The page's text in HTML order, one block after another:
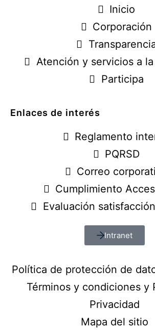
Inicio
Corporación
Atención y servicios a
Participa
Enlaces de interés
Reglamento
PQRSD
Correo
Cumplimiento
Evaluación
Intranet
Política de protección de
Términos y condiciones y
Privacidad
Mapa del sitio